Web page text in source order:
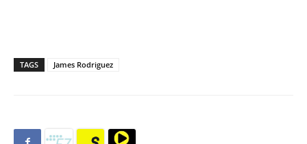
TAGS James Rodriguez